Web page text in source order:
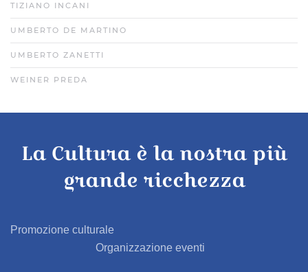
TIZIANO INCANI
UMBERTO DE MARTINO
UMBERTO ZANETTI
WEINER PREDA
La Cultura è la nostra più
grande ricchezza
Promozione culturale
Organizzazione eventi